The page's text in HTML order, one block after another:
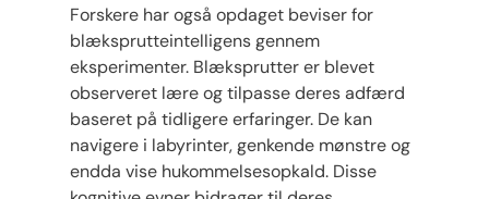
Forskere har også opdaget beviser for
blæksprutteintelligens gennem
eksperimenter. Blæksprutter er blevet
observeret lære og tilpasse deres adfærd
baseret på tidligere erfaringer. De kan
navigere i labyrinter, genkende mønstre og
endda vise hukommelsesopkald. Disse